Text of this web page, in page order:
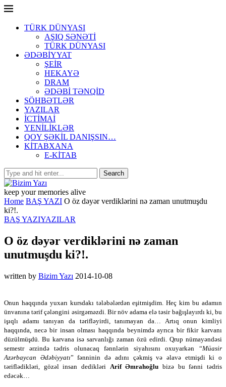
TÜRK DÜNYASI
AŞIQ SƏNƏTİ
TÜRK DÜNYASI
ƏDƏBİYYAT
ŞEİR
HEKAYƏ
DRAM
ƏDƏBİ TƏNQİD
SÖHBƏTLƏR
YAZILAR
İCTİMAİ
YENİLİKLƏR
QOY ŞƏKİL DANIŞSIN…
KİTABXANA
E-KİTAB
keep your memories alive
Home BAŞ YAZI O öz dəyər verdiklərini nə zaman unutmuşdu
ki?!.
BAŞ YAZIYAZILAR
O öz dəyər verdiklərini nə zaman
unutmuşdu ki?!.
written by Bizim Yazı 2014-10-08
Onun haqqında yuxarı kursdakı tələbələrdən eşitmişdim. Heç kim bu adamın
ünvanına tərif çələngini əsirgəməzdi. Bir növ adama elə təsir bağışlayırdı ki, bu
işıqlı adamı tanıyan da tərifləyirdi, tanımayan da… Artıq onun kimliyi
haqqında, necə bir insan olması haqqında beynimdə ayrıca bir fikir karvanı
düzülmüşdü. Bu karvana isə sarvanlığı zaman özü edirdi. Qrup nümayəndəsi
semestr ərzində tədris olunacaq fənnlərin siyahısını oxuyarkən “Müasir
Azərbaycan Ədəbiyyatı” fənninin də adını çəkmiş və əlavə etmişdi ki o
təriflədikləri, gözəl insan dedikləri Arif Əmrahoğlu bizə bu fənni tədris
edəcək…